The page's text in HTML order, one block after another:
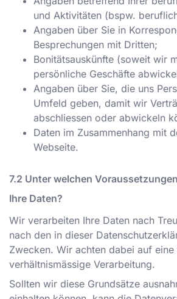
und Aktivitäten (bspw.
Angaben über Sie in
Besprechungen mit Dritten;
Bonitätsauskünfte (soweit wir
persönliche Geschäfte
Angaben über Sie, die uns
Umfeld geben, damit wir
abschliessen oder abwickeln
Daten im Zusammenhang mit
Webseite.
Unter welchen
Ihre Daten?
Wir verarbeiten Ihre Daten nach
nach den in dieser
Zwecken. Wir achten dabei auf eine
verhältnismässige Verarbeitung.
Sollten wir diese Grundsätze